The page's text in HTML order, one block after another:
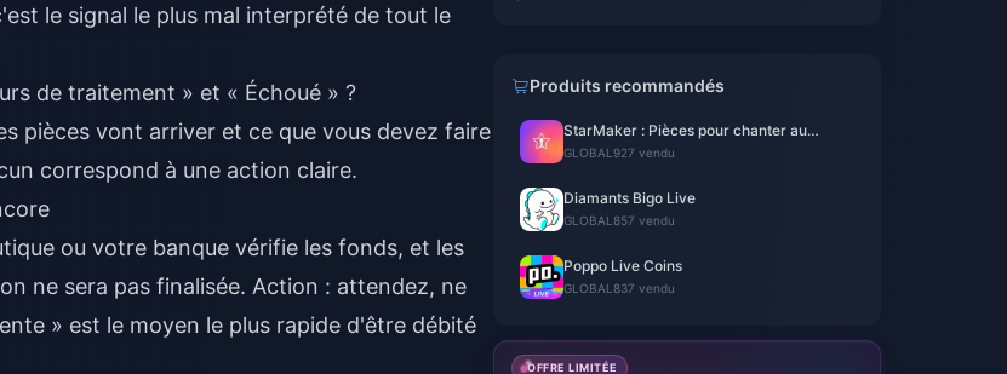
le signal le plus mal interprété de tout le
de traitement » et « Échoué » ?
pièces vont arriver et ce que vous devez faire
correspond à une action claire.
ou votre banque vérifie les fonds, et les
ne sera pas finalisée. Action : attendez, ne
» est le moyen le plus rapide d'être débité
Produits recommandés
StarMaker : Pièces pour chanter au
karaoké
GLOBAL 927 vendu
Diamants Bigo Live
GLOBAL 857 vendu
Poppo Live Coins
GLOBAL 837 vendu
OFFRE LIMITÉE